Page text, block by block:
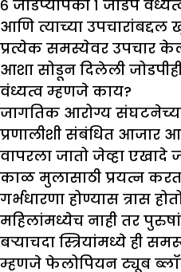
६ जोडप्यांपैकी १ जोडपे
आणि त्याच्या
प्रत्येक समस्येवर उपचार
आशा सोडून दिलेली
वंध्यत्व म्हणजे काय?
जागतिक आरोग्य
प्रणालीशी संबंधित आजार
वापरला जातो जेव्हा एखादे
काळ मुलासाठी प्रयत्न
गर्भधारणा होण्यास त्रास
महिलांमध्येच नाही तर
बऱ्याचदा स्त्रियांमध्ये ही
म्हणजे फेलोपियन ट्यूब